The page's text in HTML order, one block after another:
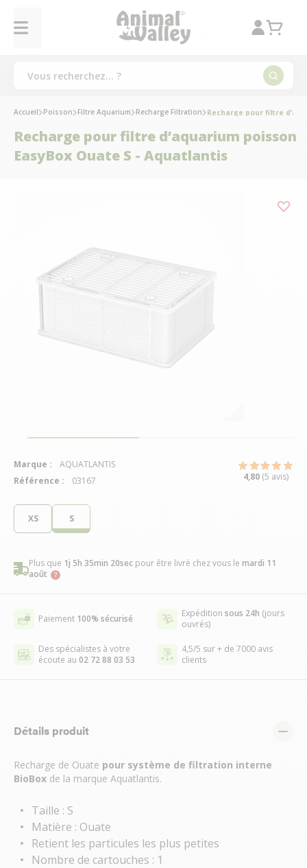
XS S
Plus que 1j 5h 35min 20sec pour être livré chez vous le mardi 11
août
Paiement 100% sécurisé Expédition sous 24h (jours
ouvrés)
Des spécialistes à votre
écoute au 02 72 88 03 53
4,5/5 sur + de 7000 avis
clients
Détails produit
Recharge de Ouate pour système de filtration interne
BioBox de la marque Aquatlantis.
Taille : S
Matière : Ouate
Retient les particules les plus petites
Nombre de cartouches : 1
Accueil Poisson Filtre Aquarium Recharge Filtration Recharge pour filtre
Recharge pour filtre d’aquarium poisson
EasyBox Ouate S - Aquatlantis
Marque :
AQUATLANTIS
Référence :
03167 4,80 (5 avis)